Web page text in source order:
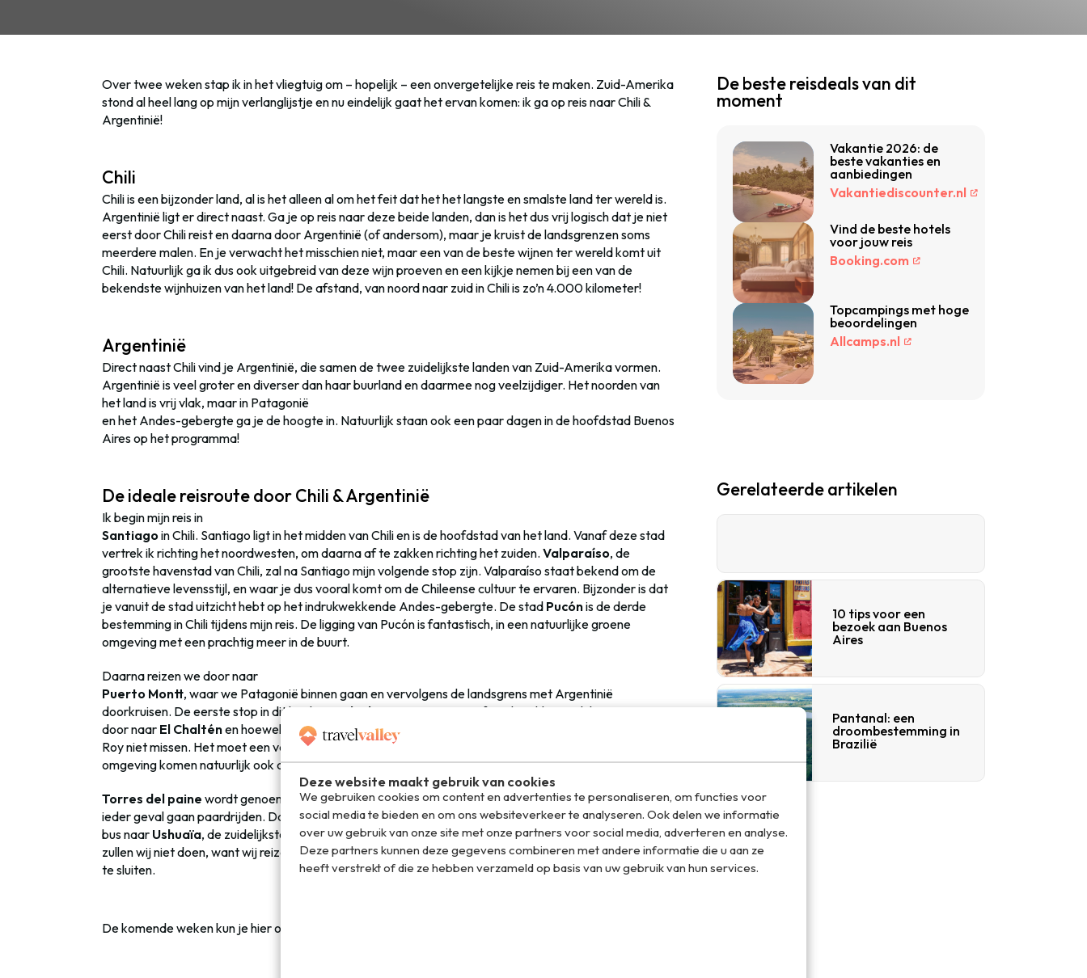
Deze website maakt gebruik van cookies
We gebruiken cookies om content en advertenties te personaliseren, om functies voor
social media te bieden en om ons websiteverkeer te analyseren. Ook delen we informatie
over uw gebruik van onze site met onze partners voor social media, adverteren en analyse.
Deze partners kunnen deze gegevens combineren met andere informatie die u aan ze
heeft verstrekt of die ze hebben verzameld op basis van uw gebruik van hun services.
Over twee weken stap ik in het vliegtuig om – hopelijk – een onvergetelijke reis te maken. Zuid-Amerika
stond al heel lang op mijn verlanglijstje en nu eindelijk gaat het ervan komen: ik ga op reis naar Chili &
Argentinië!
Chili
Chili is een bijzonder land, al is het alleen al om het feit dat het het langste en smalste land ter wereld is.
Argentinië ligt er direct naast. Ga je op reis naar deze beide landen, dan is het dus vrij logisch dat je niet
eerst door Chili reist en daarna door Argentinië (of andersom), maar je kruist de landsgrenzen soms
meerdere malen. En je verwacht het misschien niet, maar een van de beste wijnen ter wereld komt uit
Chili. Natuurlijk ga ik dus ook uitgebreid van deze wijn proeven en een kijkje nemen bij een van de
bekendste wijnhuizen van het land! De afstand, van noord naar zuid in Chili is zo’n 4.000 kilometer!
Argentinië
Direct naast Chili vind je Argentinië, die samen de twee zuidelijkste landen van Zuid-Amerika vormen.
Argentinië is veel groter en diverser dan haar buurland en daarmee nog veelzijdiger. Het noorden van
het land is vrij vlak, maar in Patagonië
en het Andes-gebergte ga je de hoogte in. Natuurlijk staan ook een paar dagen in de hoofdstad Buenos
Aires op het programma!
De ideale reisroute door Chili & Argentinië
Ik begin mijn reis in
Santiago in Chili. Santiago ligt in het midden van Chili en is de hoofdstad van het land. Vanaf deze stad
vertrek ik richting het noordwesten, om daarna af te zakken richting het zuiden. Valparaíso, de
grootste havenstad van Chili, zal na Santiago mijn volgende stop zijn. Valparaíso staat bekend om de
alternatieve levensstijl, en waar je dus vooral komt om de Chileense cultuur te ervaren. Bijzonder is dat
je vanuit de stad uitzicht hebt op het indrukwekkende Andes-gebergte. De stad Pucónis de derde
bestemming in Chili tijdens mijn reis. De ligging van Pucón is fantastisch, in een natuurlijke groene
omgeving met een prachtig meer in de buurt.
Daarna reizen we door naar
Puerto Montt, waar we Patagonië binnen gaan en vervolgens de landsgrens met Argentinië
doorkruisen. De eerste stop in dit land is
Bariloche
, waar we gaan raften, kajakken en hiken. We reizen
door naar El Chalténen hoewel dat bekend staat als een toeristische trekpleister, willen we Monte Fitz
Roy niet missen. Het moet een van de mooiste bergen in Patagonië zijn. De vele natuurparken in deze
omgeving komen natuurlijk ook aan bod, net alsEl Calafate, het land van de gletsjers.
Torres del paine wordt genoemd als een van de mooiste natuurpark van Zuid-Amerika waar we in
ieder geval gaan paardrijden. Daarna reizen we door naarPuerto Natalesen nemen vanuit daar de
bus naar Ushuaïa, de zuidelijkste stad ter wereld waar je op de boot kunt naar Antarctica. Dat laatste
zullen wij niet doen, want wij reizen vanuit Ushuaïa door naar wereldstadBuenos Airesom onze reis af
te sluiten.
De komende weken kun je hier op Travelvalley meegenieten van mijn reis!
De beste reisdeals van dit
moment
Vakantie 2026: de
beste vakanties en
aanbiedingen
Vakantiediscounter.nl
Vind de beste hotels
voor jouw reis
Booking.com
Topcampings met hoge
beoordelingen
Allcamps.nl
Gerelateerde artikelen
10 tips voor een
bezoek aan Buenos
Aires
Pantanal: een
droombestemming in
Brazilië